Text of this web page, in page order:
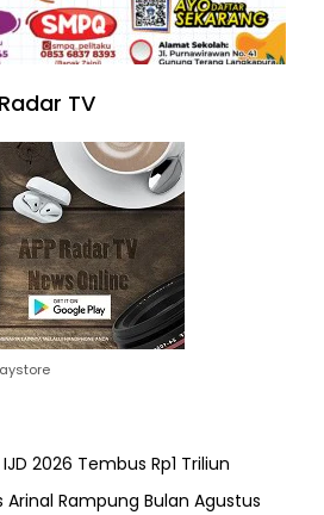
TV
2026 Tembus Rp1 Triliun
Rampung Bulan Agustus